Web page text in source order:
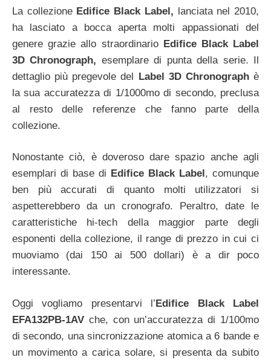
La collezioneEdifice Black Label, lanciata nel 2010,
ha lasciato a bocca aperta molti appassionati del
genere grazie allo straordinario Edifice Black Label
3D Chronograph, esemplare di punta della serie. Il
dettaglio più pregevole del Label 3D Chronographè
la sua accuratezza di 1/1000mo di secondo, preclusa
al resto delle referenze che fanno parte della
collezione.
Nonostante ciò, è doveroso dare spazio anche agli
esemplari di base di Edifice Black Label, comunque
ben più accurati di quanto molti utilizzatori si
aspetterebbero da un cronografo. Peraltro, date le
caratteristiche hi-tech della maggior parte degli
esponenti della collezione, il range di prezzo in cui ci
muoviamo (dai 150 ai 500 dollari) è a dir poco
interessante.
Oggi vogliamo presentarvi l’Edifice Black Label
EFA132PB-1AV che, con un’accuratezza di 1/100mo
di secondo, una sincronizzazione atomica a 6 bande e
un movimento a carica solare, si presenta da subito